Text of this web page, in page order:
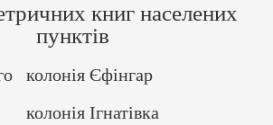
книг населених
пунктів
колонія Єфінгар
колонія Ігнатівка